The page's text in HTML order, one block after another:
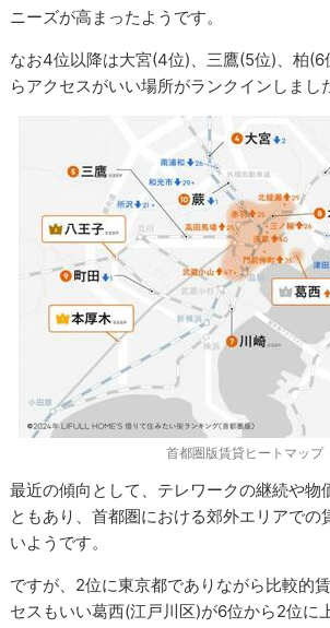
ニーズが高まったようです。
なお4位以降は大宮(4位)、三鷹(5位)、柏
らアクセスがいい場所がランクインしまし
首都圏版賃貸ヒートマップ
最近の傾向として、テレワークの継続や物
ともあり、首都圏における郊外エリアでの
いようです。
ですが、2位に東京都でありながら比較的
セスもいい葛西(江戸川区)が6位から2位に